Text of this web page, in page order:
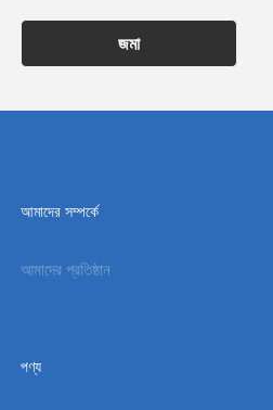
জমা
আমাদের সম্পর্কে
আমাদের প্রতিষ্ঠান
পণ্য